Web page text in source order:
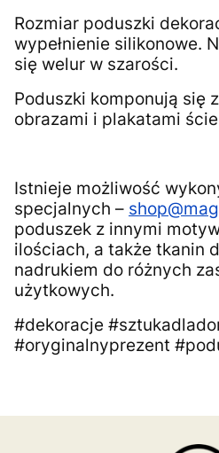
Rozmiar poduszki
wypełnienie silikonowe.
się welur w szarości.
Poduszki komponują się
obrazami i plakatami
Istnieje możliwość
specjalnych –
poduszek z innymi
ilościach, a także tkanin
nadrukiem do różnych
użytkowych.
#dekoracje
#oryginalnyprezent